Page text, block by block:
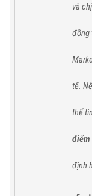
và
đồng
tế.
thể
điểm
định